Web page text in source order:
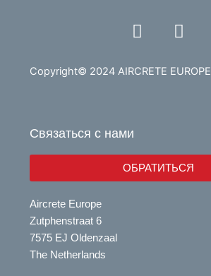
Y
o
t
L
i
k
Copyright© 2024 AIRCRETE EUROPE
Связаться с нами
ОБРАТИТЬСЯ
Aircrete Europe
Zutphenstraat 6
7575 EJ Oldenzaal
The Netherlands